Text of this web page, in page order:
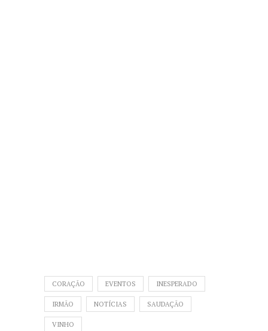
CORAÇÃO EVENTOS INESPERADO
IRMÃO NOTÍCIAS SAUDAÇÃO
VINHO